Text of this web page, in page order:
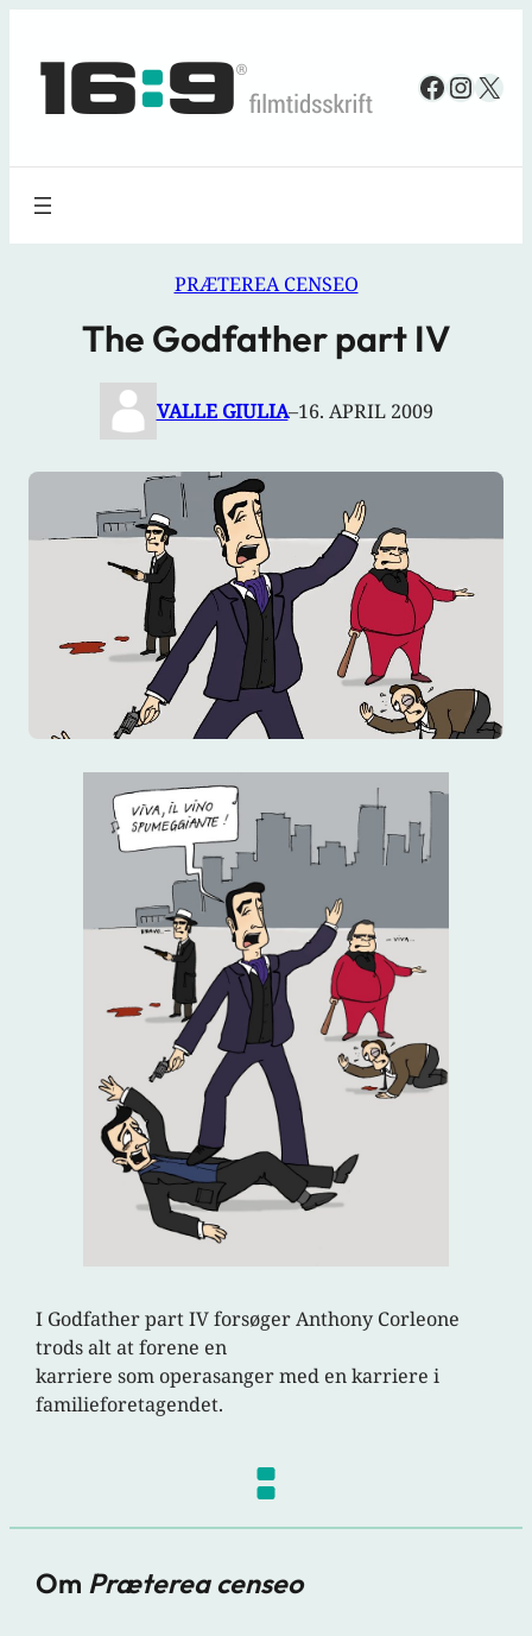
indhold
X
PRÆTEREA CENSEO
The Godfather part IV
VALLE GIULIA–16. APRIL 2009
I Godfather part IV forsøger Anthony Corleone
trods alt at forene en
karriere som operasanger med en karriere i
familieforetagendet.
Om Præterea censeo